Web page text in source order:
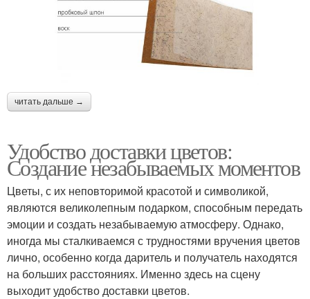
читать дальше →
Удобство доставки цветов:
Создание незабываемых моментов
Цветы, с их неповторимой красотой и символикой,
являются великолепным подарком, способным передать
эмоции и создать незабываемую атмосферу. Однако,
иногда мы сталкиваемся с трудностями вручения цветов
лично, особенно когда даритель и получатель находятся
на больших расстояниях. Именно здесь на сцену
выходит удобство доставки цветов.